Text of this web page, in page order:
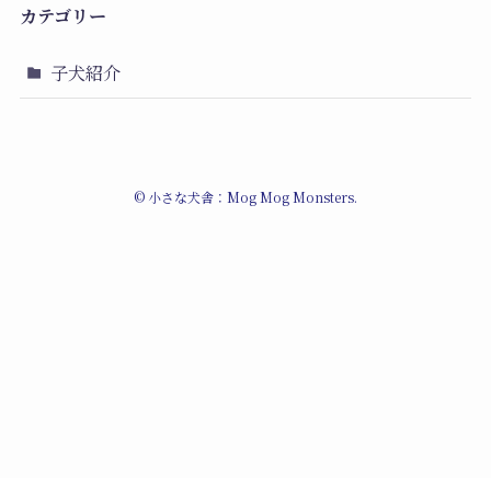
カテゴリー
子犬紹介
© 小さな犬舎：Mog Mog Monsters.